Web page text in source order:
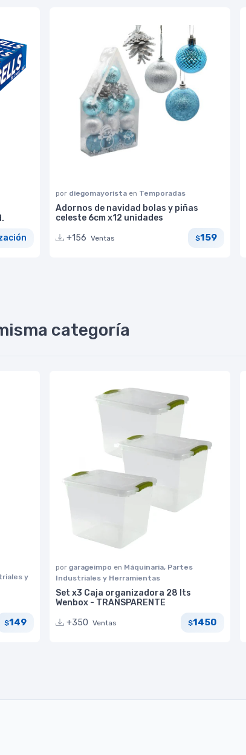
por diegomayorista en Temporadas
Adornos de navidad bolas y piñas
celeste 6cm x12 unidades
+156 Ventas $159
categoría
y
$149
por garageimpo en Máquinaria, Partes
Industriales y Herramientas
Set x3 Caja organizadora 28 lts
Wenbox - TRANSPARENTE
+350 Ventas $1450